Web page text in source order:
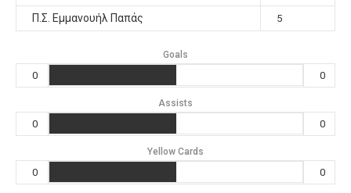
Π.Σ. Εμμανουήλ Παπάς 5
Goals
0 0
Assists
0 0
Yellow Cards
0 0